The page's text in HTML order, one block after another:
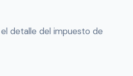
detalle del impuesto de